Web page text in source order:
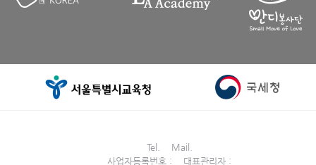
Tel. Mail.
사업자등록번호 : 대표관리자 :